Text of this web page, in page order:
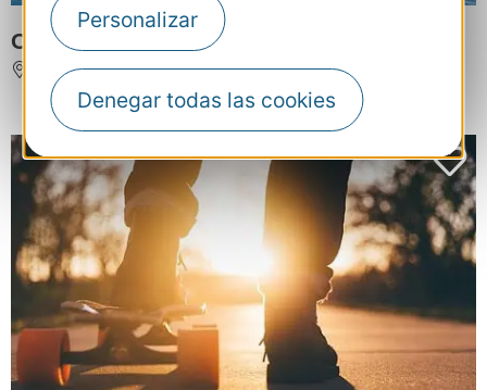
Personalizar
Denegar todas las cookies
Oupa Oupa Aventures
MARGUERITTES